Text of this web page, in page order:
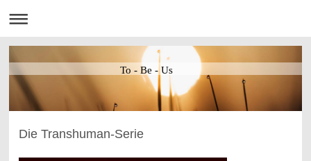
To - Be - Us
Die Transhuman-Serie